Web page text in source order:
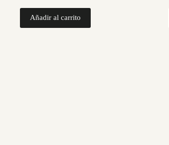
Añadir al carrito